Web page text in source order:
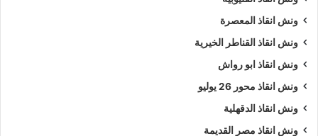
ونش انقاذ المعصرة
ونش انقاذ القناطر الخيرية
ونش انقاذ ابو رواش
ونش انقاذ محور 26 يوليو
ونش انقاذ الدقهلية
ونش انقاذ مصر القديمة